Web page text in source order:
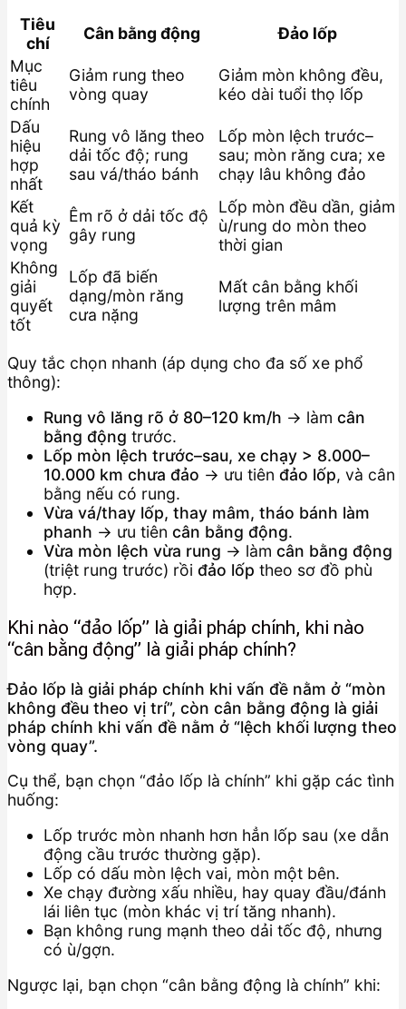
Tiêu
chí
Cân bằng động
Đảo lốp
Mục
tiêu
chính
Giảm rung theo
vòng quay
Giảm mòn không đều,
kéo dài tuổi thọ lốp
Dấu
hiệu
hợp
nhất
Rung vô lăng theo
dải tốc độ; rung
sau vá/tháo bánh
Lốp mòn lệch trước–
sau; mòn răng cưa; xe
chạy lâu không đảo
Kết
quả kỳ
vọng
Êm rõ ở dải tốc độ
gây rung
Lốp mòn đều dần, giảm
ù/rung do mòn theo
thời gian
Không
giải
quyết
tốt
Lốp đã biến
dạng/mòn răng
cưa nặng
Mất cân bằng khối
lượng trên mâm
Quy tắc chọn nhanh (áp dụng cho đa số xe phổ
thông):
Rung vô lăng rõ ở 80–120 km/h → làm cân
bằng động trước.
Lốp mòn lệch trước–sau, xe chạy > 8.000–
10.000 km chưa đảo → ưu tiên đảo lốp, và cân
bằng nếu có rung.
Vừa vá/thay lốp, thay mâm, tháo bánh làm
phanh → ưu tiên cân bằng động.
Vừa mòn lệch vừa rung → làm cân bằng động
(triệt rung trước) rồi đảo lốp theo sơ đồ phù
hợp.
Khi nào “đảo lốp” là giải pháp chính, khi nào
“cân bằng động” là giải pháp chính?
Đảo lốp là giải pháp chính khi vấn đề nằm ở “mòn
không đều theo vị trí”, còn cân bằng động là giải
pháp chính khi vấn đề nằm ở “lệch khối lượng theo
vòng quay”.
Cụ thể, bạn chọn “đảo lốp là chính” khi gặp các tình
huống:
Lốp trước mòn nhanh hơn hẳn lốp sau (xe dẫn
động cầu trước thường gặp).
Lốp có dấu mòn lệch vai, mòn một bên.
Xe chạy đường xấu nhiều, hay quay đầu/đánh
lái liên tục (mòn khác vị trí tăng nhanh).
Bạn không rung mạnh theo dải tốc độ, nhưng
có ù/gợn.
Ngược lại, bạn chọn “cân bằng động là chính” khi: